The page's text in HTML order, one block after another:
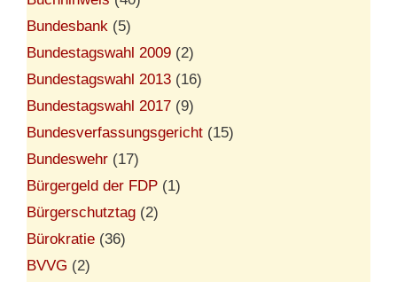
Bundesbank (5)
Bundestagswahl 2009 (2)
Bundestagswahl 2013 (16)
Bundestagswahl 2017 (9)
Bundesverfassungsgericht (15)
Bundeswehr (17)
Bürgergeld der FDP (1)
Bürgerschutztag (2)
Bürokratie (36)
BVVG (2)